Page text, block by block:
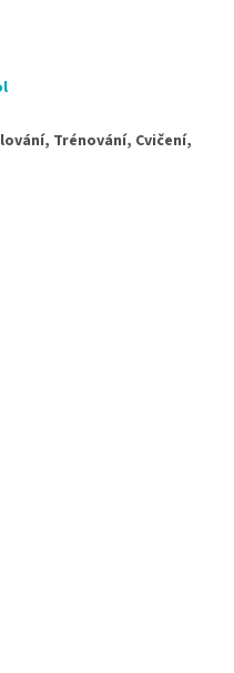
Trénování, Cvičení,